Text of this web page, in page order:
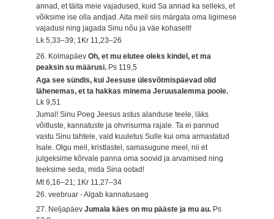
annad, et täita meie vajadused, kuid Sa annad ka selleks, et
võiksime ise olla andjad. Aita meil siis märgata oma ligimese
vajadusi ning jagada Sinu nõu ja väe kohaselt!
Lk 5,33–39; 1Kr 11,23–26
26. KolmapäevOh, et mu elutee oleks kindel, et ma
peaksin su määrusi. Ps 119,5
Aga see sündis, kui Jeesuse ülesvõtmispäevad olid
lähenemas, et ta hakkas minema Jeruusalemma poole.
Lk 9,51
Jumal! Sinu Poeg Jeesus astus alanduse teele, läks
võitluste, kannatuste ja ohvrisurma rajale. Ta ei pannud
vastu Sinu tahtele, vaid kuuletus Sulle kui oma armastatud
Isale. Olgu meil, kristlastel, samasugune meel, nii et
julgeksime kõrvale panna oma soovid ja arvamised ning
teeksime seda, mida Sina ootad!
Mt 6,16–21; 1Kr 11,27–34
26. veebruar - Algab kannatusaeg
27. NeljapäevJumala käes on mu pääste ja mu au. Ps